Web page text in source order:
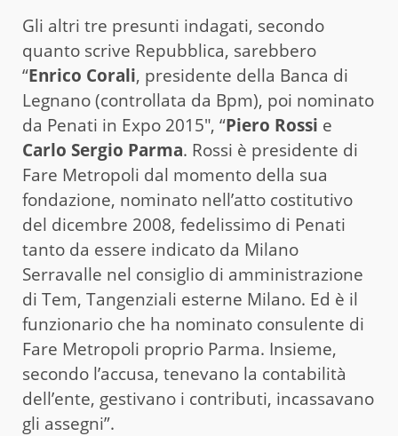
Gli altri tre presunti indagati, secondo
quanto scrive Repubblica, sarebbero
“Enrico Corali, presidente della Banca di
Legnano (controllata da Bpm), poi nominato
da Penati in Expo 2015″, “Piero Rossi e
Carlo Sergio Parma. Rossi è presidente di
Fare Metropoli dal momento della sua
fondazione, nominato nell’atto costitutivo
del dicembre 2008, fedelissimo di Penati
tanto da essere indicato da Milano
Serravalle nel consiglio di amministrazione
di Tem, Tangenziali esterne Milano. Ed è il
funzionario che ha nominato consulente di
Fare Metropoli proprio Parma. Insieme,
secondo l’accusa, tenevano la contabilità
dell’ente, gestivano i contributi, incassavano
gli assegni”.